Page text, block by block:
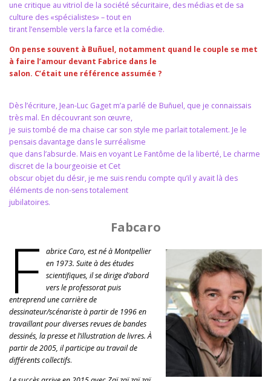
une critique au vitriol de la société sécuritaire, des médias et de sa
culture des «spécialistes» – tout en
tirant l’ensemble vers la farce et la comédie.
On pense souvent à Buñuel, notamment quand le couple se met
à faire l’amour devant Fabrice dans le
salon. C’était une référence assumée ?
Dès l’écriture, Jean-Luc Gaget m’a parlé de Buñuel, que je connaissais
très mal. En découvrant son œuvre,
je suis tombé de ma chaise car son style me parlait totalement. Je le
pensais davantage dans le surréalisme
que dans l’absurde. Mais en voyant Le Fantôme de la liberté, Le charme
discret de la bourgeoisie et Cet
obscur objet du désir, je me suis rendu compte qu’il y avait là des
éléments de non-sens totalement
jubilatoires.
Fabcaro
F
abrice Caro, est né à Montpellier
en 1973. Suite à des études
scientifiques, il se dirige d’abord
vers le professorat puis
entreprend une carrière de
dessinateur/scénariste à partir de 1996 en
travaillant pour diverses revues de bandes
dessinés, la presse et l’illustration de livres. À
partir de 2005, il participe au travail de
différents collectifs.